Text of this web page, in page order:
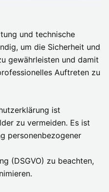
und technische
um die Sicherheit und
gewährleisten und damit
Auftreten zu
ist
zu vermeiden. Es ist
personenbezogener
(DSGVO) zu beachten,